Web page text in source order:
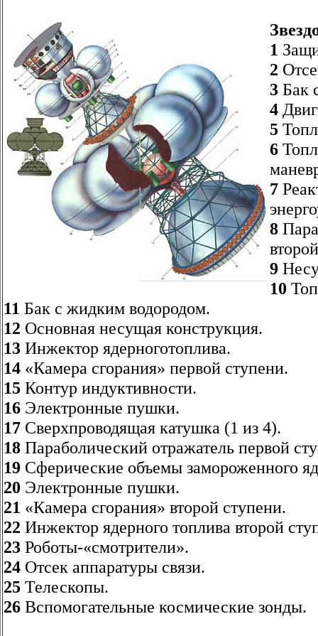
1
2
3 Бак
4
5
6
7
8
9
10
11 Бак с жидким водородом.
12 Основная несущая конструкция.
13 Инжектор ядерноготоплива.
14 «Камера сгорания» первой ступени.
15 Контур индуктивности.
16 Электронные пушки.
17 Сверхпроводящая катушка (1 из 4).
18 Параболический отражатель первой
19 Сферические объемы замороженного
20 Электронные пушки.
21 «Камера сгорания» второй ступени.
22 Инжектор ядерного топлива второй
23 Роботы-«смотрители».
24 Отсек аппаратуры связи.
25 Телескопы.
26 Вспомогательные космические зонды.